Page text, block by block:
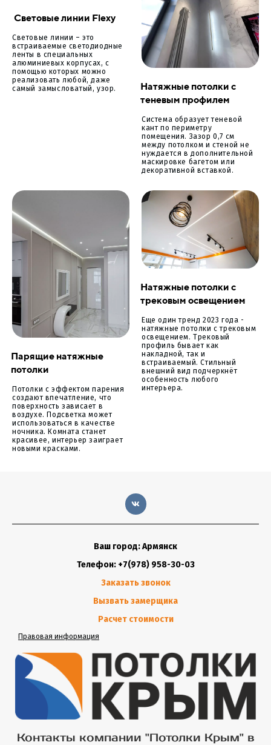
Световые линии Flexy
Световые линии – это
встраиваемые светодиодные
ленты в специальных
алюминиевых корпусах, с
помощью которых можно
реализовать любой, даже
самый замысловатый, узор.
Натяжные потолки с
теневым профилем
Система образует теневой
кант по периметру
помещения. Зазор 0,7 см
между потолком и стеной не
нуждается в дополнительной
маскировке багетом или
декоративной вставкой.
Парящие натяжные
потолки
Потолки с эффектом парения
создают впечатление, что
поверхность зависает в
воздухе. Подсветка может
использоваться в качестве
ночника. Комната станет
красивее, интерьер заиграет
новыми красками.
Натяжные потолки с
трековым освещением
Еще один тренд 2023 года -
натяжные потолки с трековым
освещением. Трековый
профиль бывает как
накладной, так и
встраиваемый. Стильный
внешний вид подчеркнёт
особенность любого
интерьера.
Ваш город: Армянск
Телефон: +7(978) 958-30-03
Заказать звонок
Вызвать замерщика
Расчет стоимости
Правовая информация
Контакты компании "Потолки Крым" в